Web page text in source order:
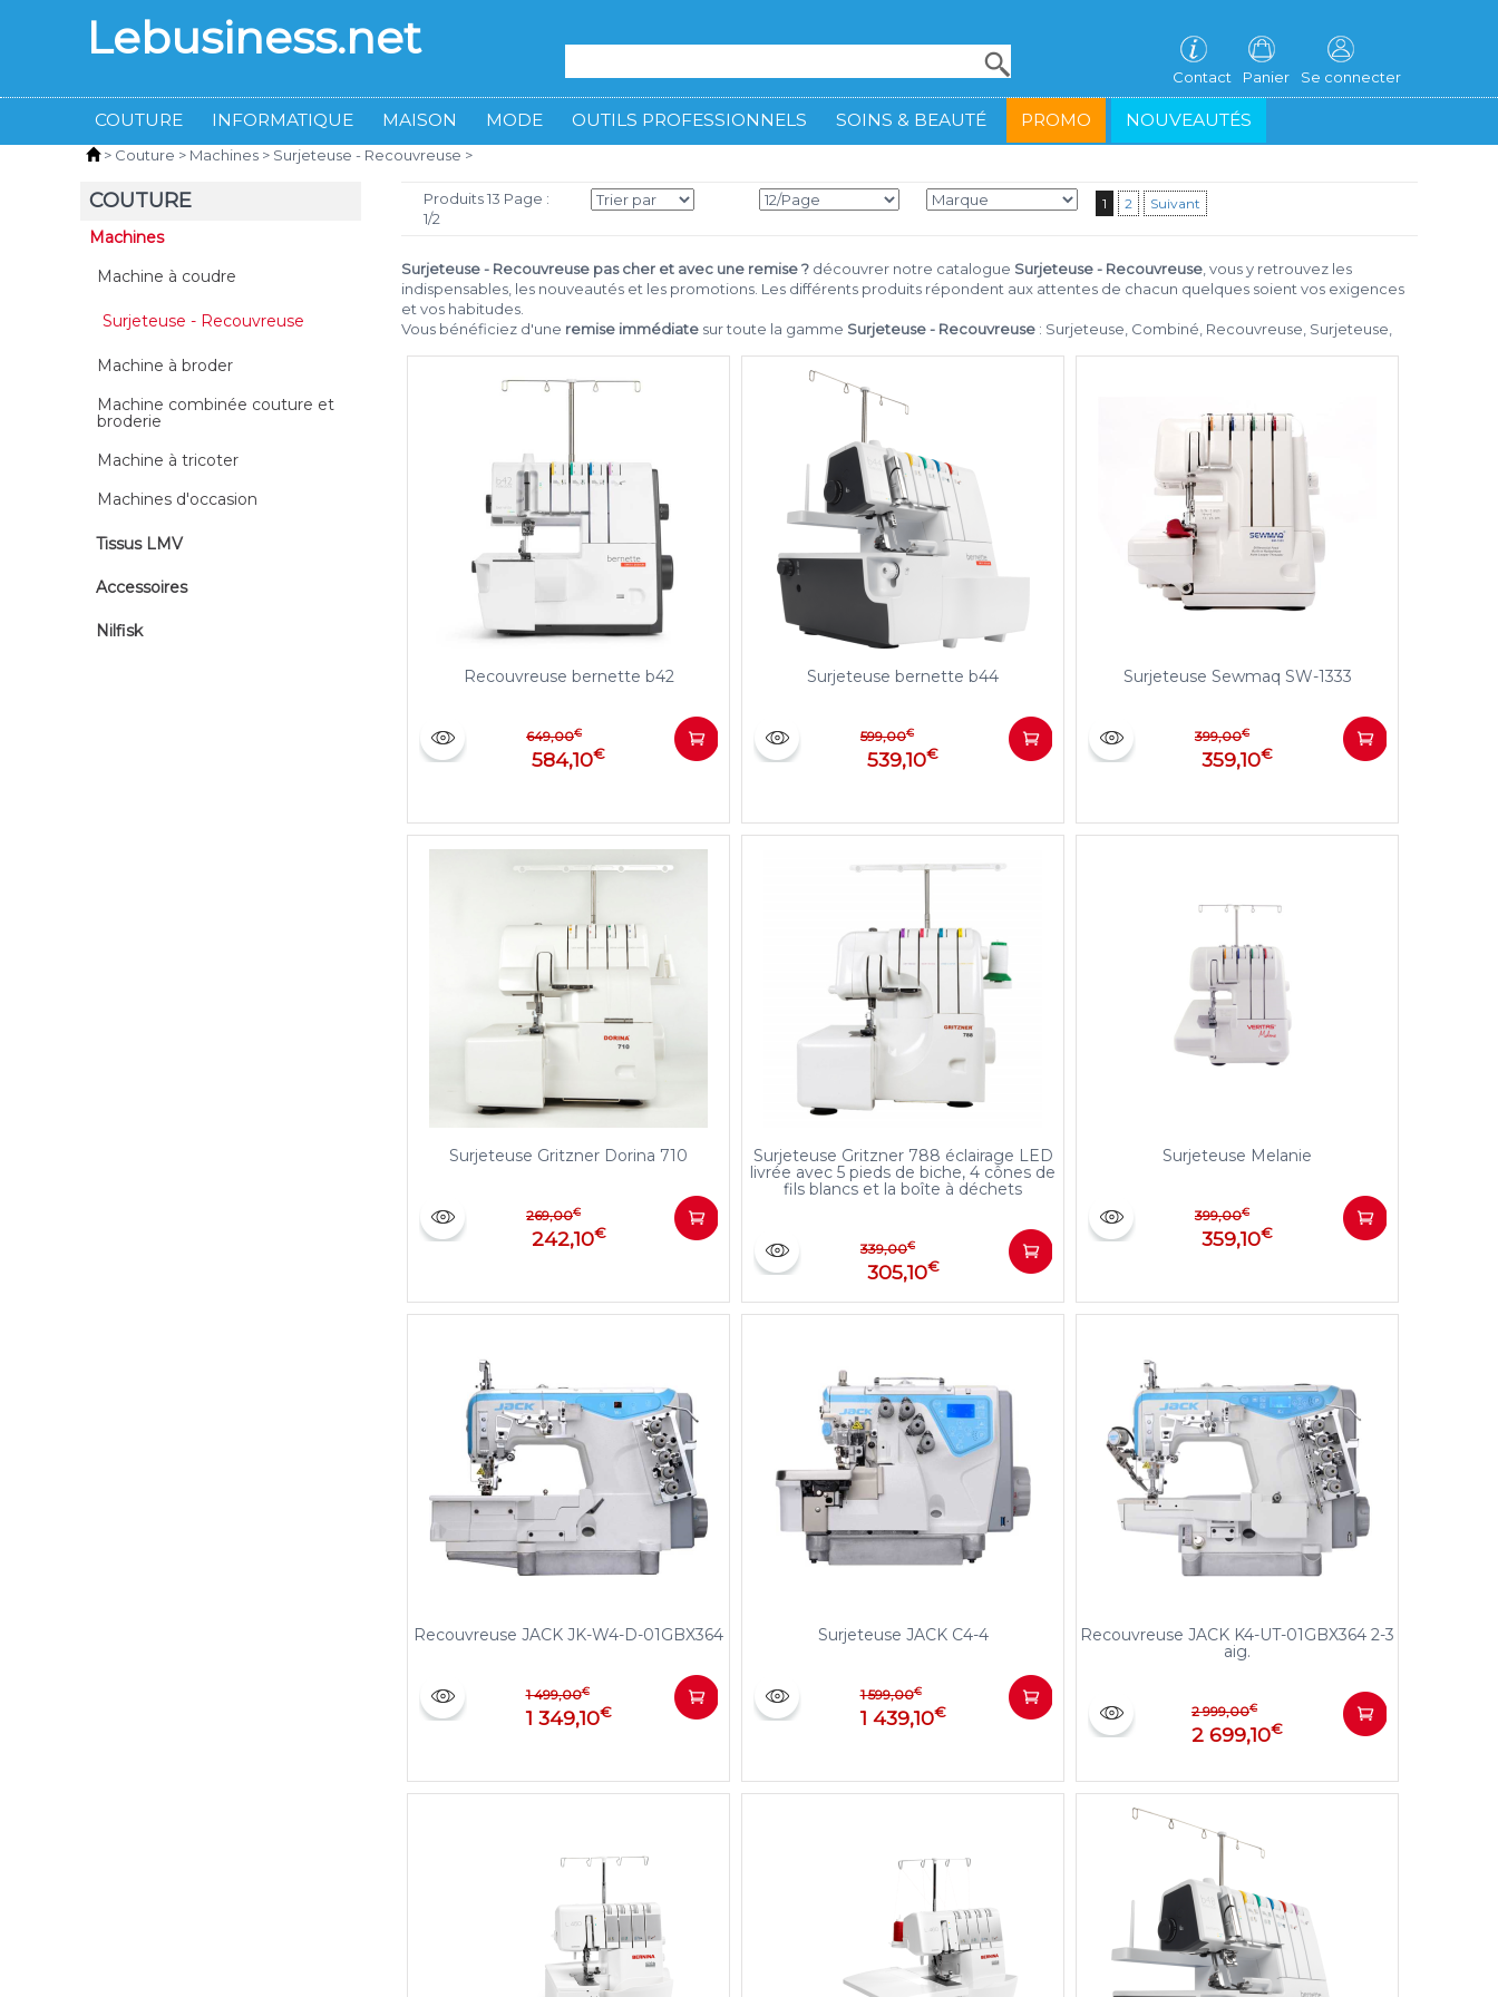
Lebusiness.net
Se connecter
Panier
Contact
COUTURE INFORMATIQUE MAISON MODE OUTILS PROFESSIONNELS SOINS & BEAUTÉ PROMO NOUVEAUTÉS
> Couture > Machines > Surjeteuse - Recouvreuse >
COUTURE
Machines
Machine à coudre
Surjeteuse - Recouvreuse
Machine à broder
Machine combinée couture et
broderie
Machine à tricoter
Machines d'occasion
Tissus LMV
Accessoires
Nilfisk
Produits 13 Page :
1/2
1 2 Suivant
Surjeteuse - Recouvreuse pas cher et avec une remise ? découvrer notre catalogue Surjeteuse - Recouvreuse , vous y retrouvez les
indispensables, les nouveautés et les promotions. Les différents produits répondent aux attentes de chacun quelques soient vos exigences
et vos habitudes.
Vous bénéficiez d'une remise immédiate sur toute la gamme Surjeteuse - Recouvreuse : Surjeteuse, Combiné, Recouvreuse, Surjeteuse,
Recouvreuse bernette b42
649,00€
584,10€
Surjeteuse bernette b44
599,00€
539,10€
Surjeteuse Sewmaq SW-1333
399,00€
359,10€
Surjeteuse Gritzner Dorina 710
269,00€
242,10€
Surjeteuse Gritzner 788 éclairage LED
livrée avec 5 pieds de biche, 4 cônes de
fils blancs et la boîte à déchets
339,00€
305,10€
Surjeteuse Melanie
399,00€
359,10€
Recouvreuse JACK JK-W4-D-01GBX364
1 499,00€
1 349,10€
Surjeteuse JACK C4-4
1 599,00€
1 439,10€
Recouvreuse JACK K4-UT-01GBX364 2-3
aig.
2 999,00€
2 699,10€